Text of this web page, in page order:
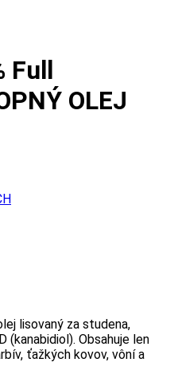
OLEJ
lisovaný za studena,
(kanabidiol). Obsahuje len
ťažkých kovov, vôní a